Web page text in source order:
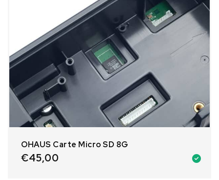
OHAUS Carte Micro SD 8G
€45,00